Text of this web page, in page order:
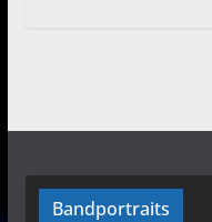
Bandportraits